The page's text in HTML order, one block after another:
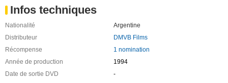
Infos techniques
Nationalité
Argentine
Distributeur
DMVB Films
Récompense
1 nomination
Année de production
1994
Date de sortie DVD
-